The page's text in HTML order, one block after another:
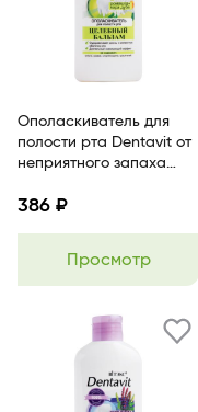
Ополаскиватель для
полости рта Dentavit от
неприятного запаха
триклозан, экстракты
386 ₽
Просмотр